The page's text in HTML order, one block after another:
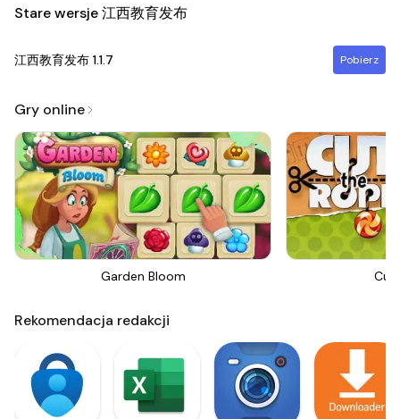
Stare wersje 江西教育发布
江西教育发布 1.1.7 Pobierz
Gry online
Garden Bloom Cut
Rekomendacja redakcji